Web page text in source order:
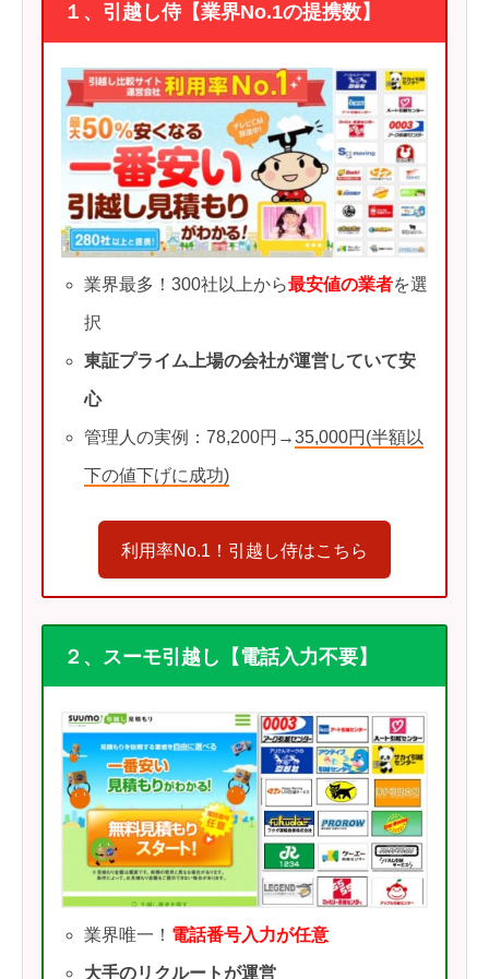
１、引越し侍【業界No.1の提携数】
業界最多！300社以上から最安値の業者を選
択
東証プライム上場の会社が運営していて安
心
管理人の実例：78,200円→35,000円(半額以
下の値下げに成功)
利用率No.1！引越し侍はこちら
２、スーモ引越し【電話入力不要】
業界唯一！ 電話番号入力が任意
大手のリクルートが運営